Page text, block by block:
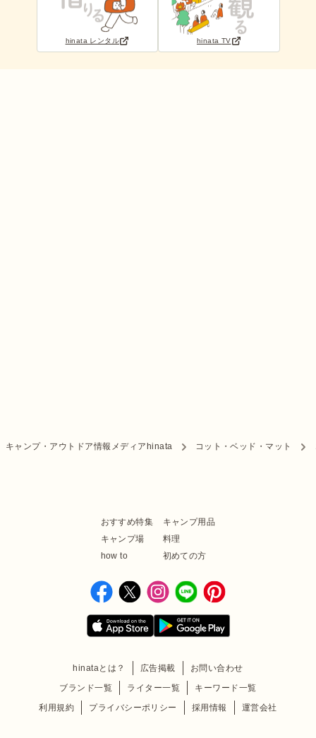
hinata レンタル hinata TV
キャンプ・アウトドア情報メディアhinata コット・ベッド・マット
おすすめ特集
キャンプ用品
キャンプ場
料理
how to
初めての方
hinataとは？ 広告掲載
お問い合わせ
ブランド一覧
ライター一覧
キーワード一覧
利用規約
プライバシーポリシー 採用情報 運営会社